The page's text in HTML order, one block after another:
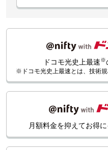
ドコモ光史上最速※
※ドコモ光史上最速とは、技術規
月額料金を抑えてお得